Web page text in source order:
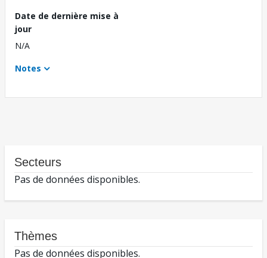
Date de dernière mise à
jour
N/A
Notes
Secteurs
Pas de données disponibles.
Thèmes
Pas de données disponibles.